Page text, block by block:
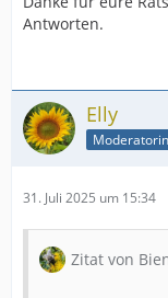
Antworten.
Elly
Moderatorin
31. Juli 2025 um 15:34
Zitat von